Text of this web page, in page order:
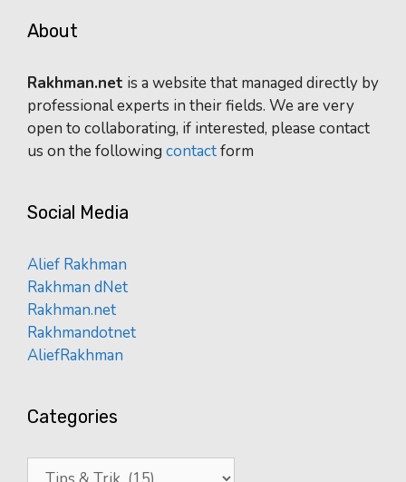
About
Rakhman.net is a website that managed directly by
professional experts in their fields. We are very
open to collaborating, if interested, please contact
us on the following contactform
Social Media
Alief Rakhman
Rakhman dNet
Rakhman.net
Rakhmandotnet
AliefRakhman
Categories
Categories